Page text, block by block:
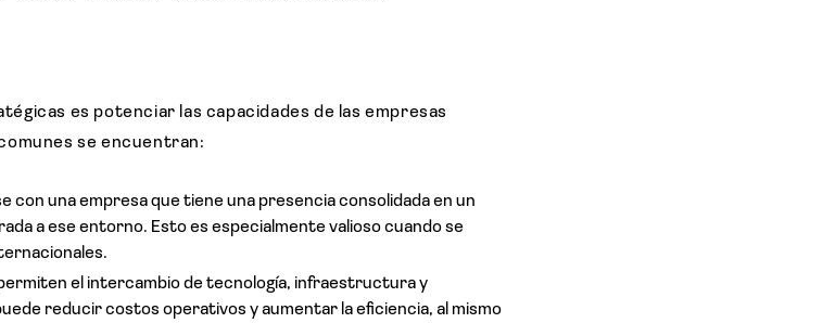
es potenciar las capacidades de las empresas
se encuentran:
con una empresa que tiene una presencia consolidada en un
a ese entorno. Esto es especialmente valioso cuando se
el intercambio de tecnología, infraestructura y
reducir costos operativos y aumentar la eficiencia, al mismo